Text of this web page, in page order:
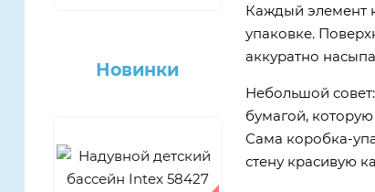
Новинки
Каждый элемент
упаковке.
аккуратно
Небольшой
бумагой,
Сама коробка-
стену красивую